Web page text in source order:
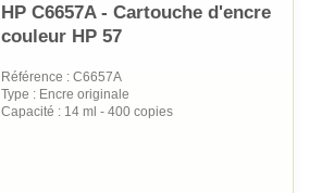
HP C6657A - Cartouche d'encre
couleur HP 57
Référence : C6657A
Type : Encre originale
Capacité : 14 ml - 400 copies